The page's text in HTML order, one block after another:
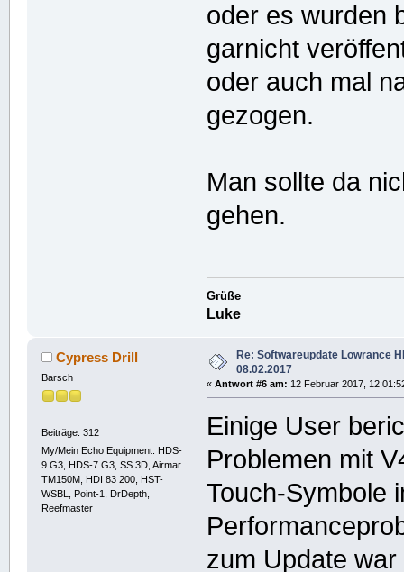
oder es wurden
garnicht
oder auch mal
gezogen.
Man sollte da
gehen.
Grüße
Luke
Cypress Drill
Barsch
Beiträge: 312
My/Mein Echo Equipment: HDS-
9 G3, HDS-7 G3, SS 3D, Airmar
TM150M, HDI 83 200, HST-
WSBL, Point-1, DrDepth,
Reefmaster
Re: Softwareupdate Lowrance
08.02.2017
«Antwort #6 am: 12 Februar 2017,
Einige User
Problemen mit
Touch-Symbole
zum Update